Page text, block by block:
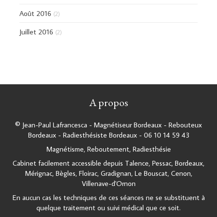
Août 2016 (2)
Juillet 2016 (2)
A propos
© Jean-Paul Lafrancesca - Magnétiseur Bordeaux - Rebouteux
Bordeaux - Radiesthésiste Bordeaux - 06 10 14 59 43
Magnétisme, Reboutement, Radiesthésie
Cabinet facilement accessible depuis Talence, Pessac, Bordeaux,
Mérignac, Bègles, Floirac, Gradignan, Le Bouscat, Cenon,
Villenave-d'Ornon
En aucun cas les techniques de ces séances ne se substituent à
quelque traitement ou suivi médical que ce soit.